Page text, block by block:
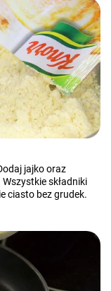
jajko oraz
składniki
ciasto bez grudek.